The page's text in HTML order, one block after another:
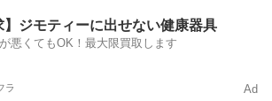
駅 ポータブルゲーム リュック
】ジモティーに出せない健康器具
悪くてもOK！最大限買取します
ラ Ad